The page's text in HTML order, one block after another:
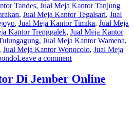
Tandes, Jual Meja Kantor Tanjung
, Jual Meja Kantor Tegalsari, Jual
, Jual Meja Kantor Timika, Jual Meja
Kantor Trenggalek, Jual Meja Kantor
, Jual Meja Kantor Wamena,
, Jual Meja Kantor Wonocolo, Jual Meja
Leave a comment
Di Jember Online